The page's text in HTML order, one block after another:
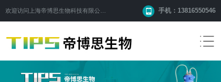
欢迎访问 上海帝博思生物科技有限公司 手机：13816550546